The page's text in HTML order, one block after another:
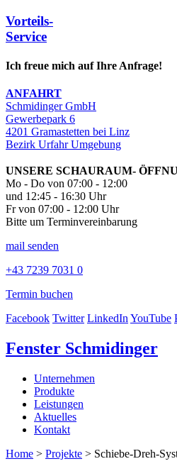
Vorteils-
Service
Ich freue mich auf Ihre Anfrage!
ANFAHRT
Schmidinger GmbH
Gewerbepark 6
4201 Gramastetten bei Linz
Bezirk Urfahr Umgebung
UNSERE SCHAURAUM-
Mo - Do von 07:00 - 12:00
und 12:45 - 16:30 Uhr
Fr von 07:00 - 12:00 Uhr
Bitte um Terminvereinbarung
mail senden
+43 7239 7031 0
Termin buchen
Facebook Twitter LinkedInYouTube
Fenster Schmidinger
Unternehmen
Produkte
Leistungen
Aktuelles
Kontakt
Home > Projekte > Schiebe-Dreh-